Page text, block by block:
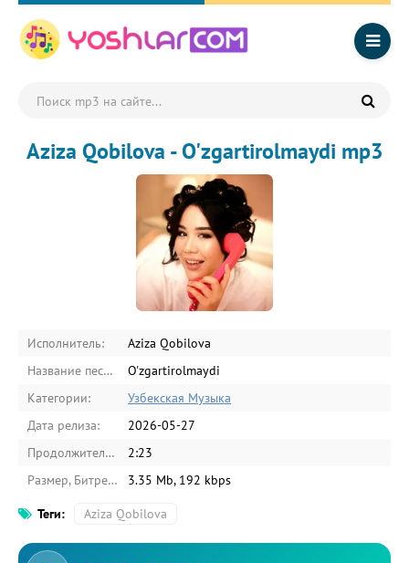
Aziza Qobilova - O'zgartirolmaydi mp3
Исполнитель:
Aziza Qobilova
Название песни:
O'zgartirolmaydi
Категории:
Узбекская Музыка
Дата релиза:
2026-05-27
Продолжительность:
2:23
Размер, Битрейт:
3.35 Mb, 192 kbps
Теги: Aziza Qobilova